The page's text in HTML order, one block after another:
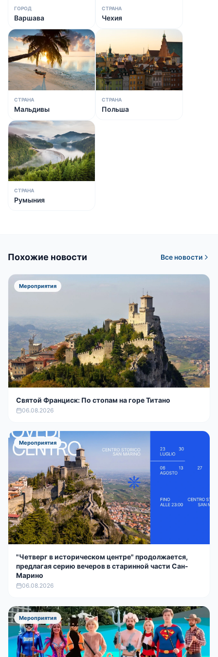
ГОРОД
Варшава
СТРАНА
Чехия
СТРАНА
Мальдивы
СТРАНА
Польша
СТРАНА
Румыния
Похожие новости Все новости
Мероприятия
Святой Франциск: По стопам на горе Титано
06.08.2026
Мероприятия
"Четверг в историческом центре" продолжается,
предлагая серию вечеров в старинной части Сан-
Марино
06.08.2026
Мероприятия